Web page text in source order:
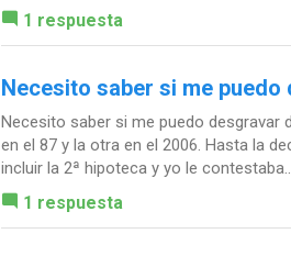
1 respuesta
Necesito saber si me
Necesito saber si me puedo desgravar
en el 87 y la otra en el 2006. Hasta la
incluir la 2ª hipoteca y yo le
1 respuesta